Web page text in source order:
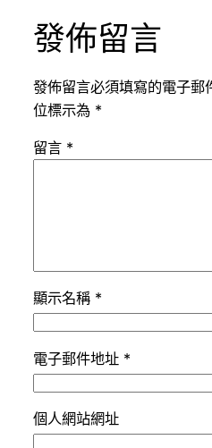
發佈留言
發佈留言必須填寫的電子郵
位標示為 *
留言 *
顯示名稱 *
電子郵件地址 *
個人網站網址